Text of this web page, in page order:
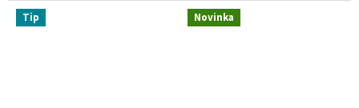
Tip Novinka